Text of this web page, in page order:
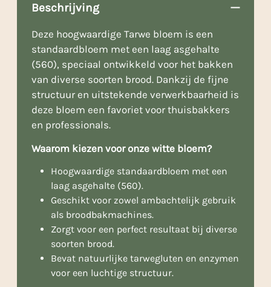
Beschrijving
Deze hoogwaardige Tarwe bloem is een
standaardbloem met een laag asgehalte
(560), speciaal ontwikkeld voor het bakken
van diverse soorten brood. Dankzij de fijne
structuur en uitstekende verwerkbaarheid is
deze bloem een favoriet voor thuisbakkers
en professionals.
Waarom kiezen voor onze witte bloem?
Hoogwaardige standaardbloem met een
laag asgehalte (560).
Geschikt voor zowel ambachtelijk gebruik
als broodbakmachines.
Zorgt voor een perfect resultaat bij diverse
soorten brood.
Bevat natuurlijke tarwegluten en enzymen
voor een luchtige structuur.